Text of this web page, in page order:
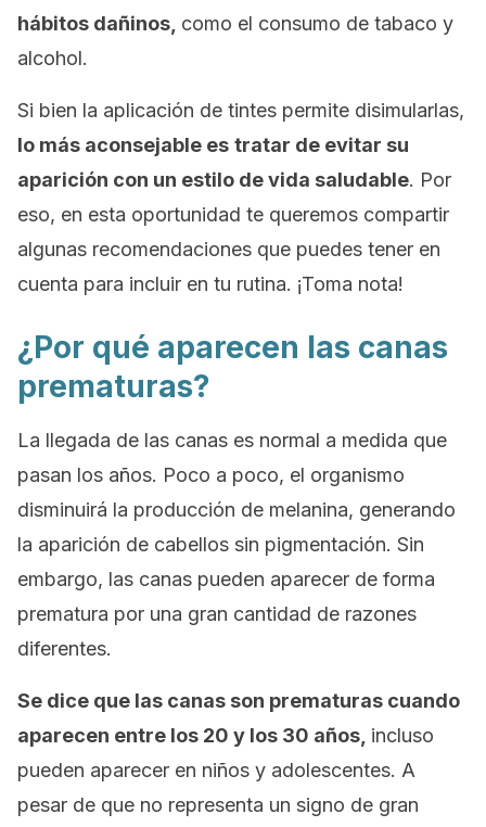
hábitos dañinos, como el consumo de tabaco y
alcohol.
Si bien la aplicación de tintes permite disimularlas,
lo más aconsejable es tratar de evitar su
aparición con un estilo de vida saludable. Por
eso, en esta oportunidad te queremos compartir
algunas recomendaciones que puedes tener en
cuenta para incluir en tu rutina. ¡Toma nota!
¿Por qué aparecen las canas
prematuras?
La llegada de las canas es normal a medida que
pasan los años. Poco a poco, el organismo
disminuirá la producción de melanina, generando
la aparición de cabellos sin pigmentación. Sin
embargo, las canas pueden aparecer de forma
prematura por una gran cantidad de razones
diferentes.
Se dice que las canas son prematuras cuando
aparecen entre los 20 y los 30 años, incluso
pueden aparecer en niños y adolescentes. A
pesar de que no representa un signo de gran